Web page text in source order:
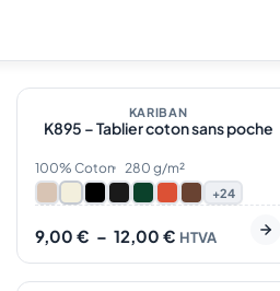
NOTRE CHOIXKARIBAN
K895 – Tablier coton sans poche
100% Coton 280 g/m²
+24
9,00 € – 12,00 €
de
prix :
à
12,00 €
HTVA
20
En stock